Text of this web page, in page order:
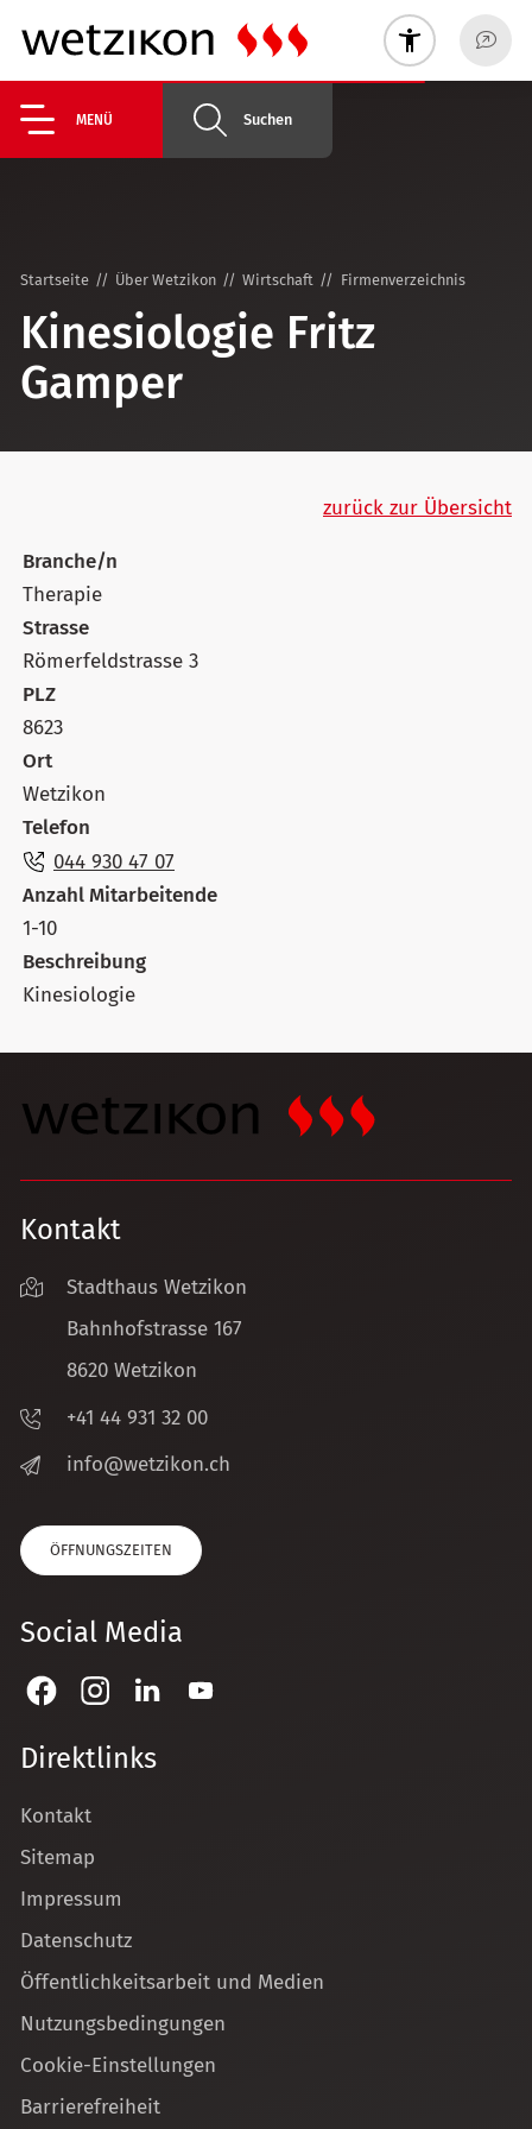
MENÜ Suchen
Startseite Über Wetzikon Wirtschaft Firmenverzeichnis
Kinesiologie Fritz
Gamper
zurück zur Übersicht
Branche/n
Therapie
Strasse
Römerfeldstrasse 3
PLZ
8623
Ort
Wetzikon
Telefon
044 930 47 07
Anzahl Mitarbeitende
1-10
Beschreibung
Kinesiologie
Kontakt
Stadthaus Wetzikon
Bahnhofstrasse 167
8620 Wetzikon
+41 44 931 32 00
nf
w tz k n ch
ÖFFNUNGSZEITEN
Social Media
Direktlinks
Kontakt
Sitemap
Impressum
Datenschutz
Öffentlichkeitsarbeit und Medien
Nutzungsbedingungen
Cookie-Einstellungen
Barrierefreiheit